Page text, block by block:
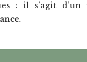
: il s’agit d’un
.